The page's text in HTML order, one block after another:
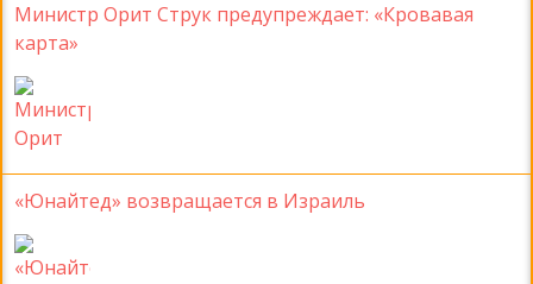
Министр Орит Струк предупреждает: «Кровавая
карта»
«Юнайтед» возвращается в Израиль